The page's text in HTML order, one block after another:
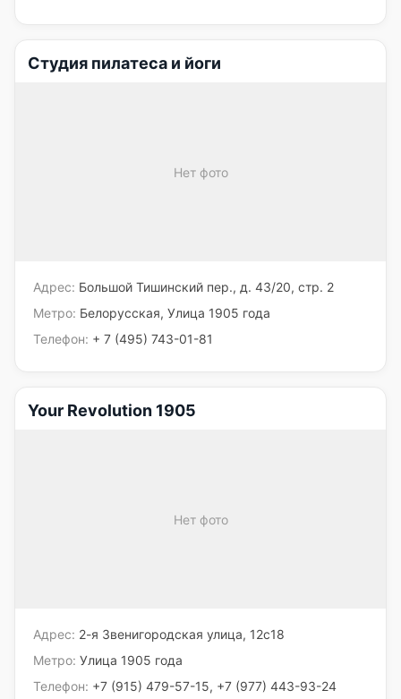
Cтудия пилатеса и йоги
Нет фото
Адрес: Большой Тишинский пер., д. 43/20, стр. 2
Метро: Белорусская, Улица 1905 года
Телефон: + 7 (495) 743-01-81
Your Revolution 1905
Нет фото
Адрес: 2-я Звенигородская улица, 12с18
Метро: Улица 1905 года
Телефон: +7 (915) 479-57-15, +7 (977) 443-93-24